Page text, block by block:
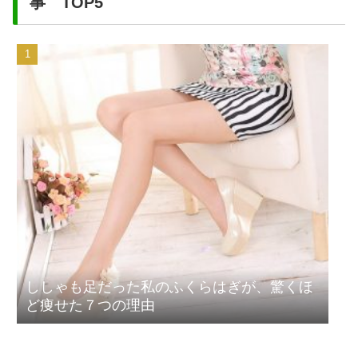
ししゃも足だった私のふくらはぎが、驚くほ
ど痩せた７つの理由